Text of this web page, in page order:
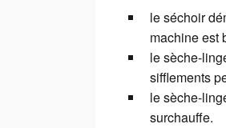
le séchoir
machine est
le sèche-
sifflements
le sèche-
surchauffe.